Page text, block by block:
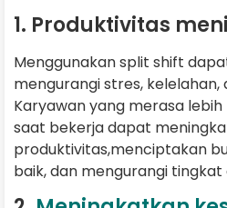
1. Produktivitas
Menggunakan split shift
mengurangi stres, kelelahan,
Karyawan yang merasa
saat bekerja dapat
produktivitas,menciptakan
baik, dan mengurangi tingkat